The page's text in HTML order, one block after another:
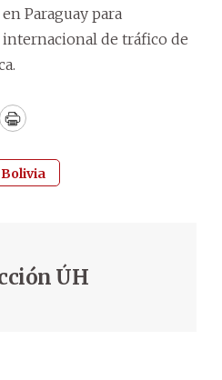
Paraguay para
de tráfico de
Print
Bolivia
ÚH